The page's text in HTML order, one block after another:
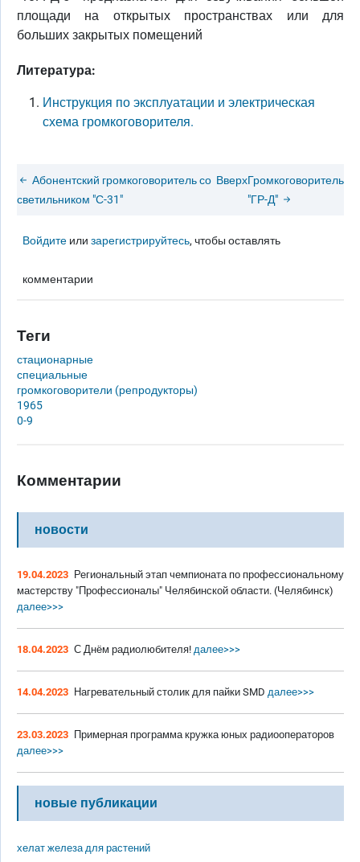
площади на открытых пространствах или для
больших закрытых помещений
Литература:
Инструкция по эксплуатации и электрическая
схема громкоговорителя.
Абонентский громкоговоритель со
светильником "С-31"
ВверхГромкоговоритель
"ГР-Д"
Войдите илизарегистрируйтесь, чтобы оставлять
комментарии
Теги
стационарные
специальные
громкоговорители (репродукторы)
1965
0-9
Комментарии
новости
19.04.2023 Региональный этап чемпионата по профессиональному
мастерству "Профессионалы" Челябинской области. (Челябинск)
далее>>>
18.04.2023 С Днём радиолюбителя! далее>>>
14.04.2023 Нагревательный столик для пайки SMD далее>>>
23.03.2023 Примерная программа кружка юных радиооператоров
далее>>>
новые публикации
хелат железа для растений